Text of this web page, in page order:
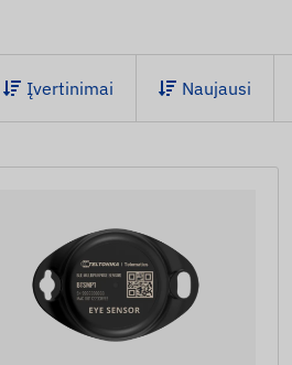
Įvertinimai Naujausi